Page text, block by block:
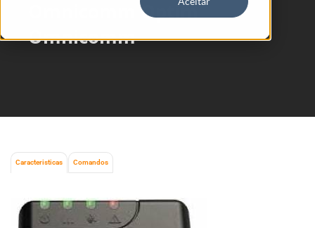
Omnicomm Optim
Omnicomm
Caracteristicas Comandos